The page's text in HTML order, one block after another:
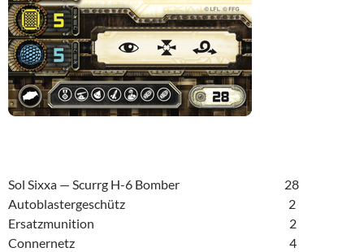
Sol Sixxa — Scurrg H-6 Bomber 28
Autoblastergeschütz 2
Ersatzmunition 2
Connernetz 4